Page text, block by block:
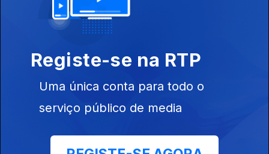
Espelho
A Vida Continua
Registe-se na RTP
Uma única conta para todo o
serviço público de media